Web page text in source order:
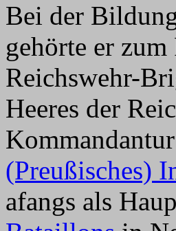
Bei der
gehörte er
Reichswehr-
Heeres der
(Preußisches)
afangs als